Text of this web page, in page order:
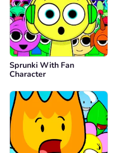
Sprunki With Fan
Character